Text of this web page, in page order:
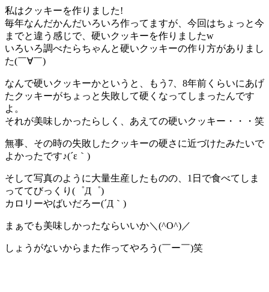
私はクッキーを作りました!
毎年なんだかんだいろいろ作ってますが、今回はちょっと今
までと違う感じで、硬いクッキーを作りましたw
いろいろ調べたらちゃんと硬いクッキーの作り方がありまし
た(￣∀￣)
なんで硬いクッキーかというと、もう7、8年前くらいにあげ
たクッキーがちょっと失敗して硬くなってしまったんです
よ。
それが美味しかったらしく、あえての硬いクッキー・・・笑
無事、その時の失敗したクッキーの硬さに近づけたみたいで
よかったです♪(´ε｀)
そして写真のように大量生産したものの、1日で食べてしま
っててびっくり(゜Д゜)
カロリーやばいだろー(´Д｀)
まぁでも美味しかったならいいか＼(^O^)／
しょうがないからまた作ってやろう(￣ー￣)笑